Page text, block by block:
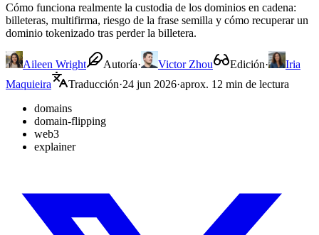
Cómo funciona realmente la custodia de los dominios en cadena:
billeteras, multifirma, riesgo de la frase semilla y cómo recuperar un
dominio tokenizado tras perder la billetera.
Aileen Wright Autoría· Victor Zhou Edición·
Iria
Maquieira
Traducción·24 jun 2026·aprox. 12 min de lectura
domains
domain-flipping
web3
explainer